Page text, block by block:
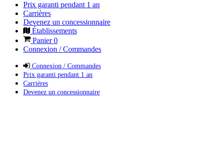
Prix garanti pendant 1 an
Carrières
Devenez un concessionnaire
Établissements
Panier0
Connexion / Commandes
Connexion / Commandes
Prix garanti pendant 1 an
Carrières
Devenez un concessionnaire